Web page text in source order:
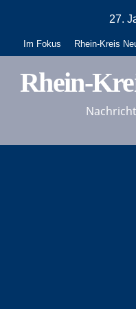
springen
27.
Im Fokus Rhein-Kreis
Rhein-